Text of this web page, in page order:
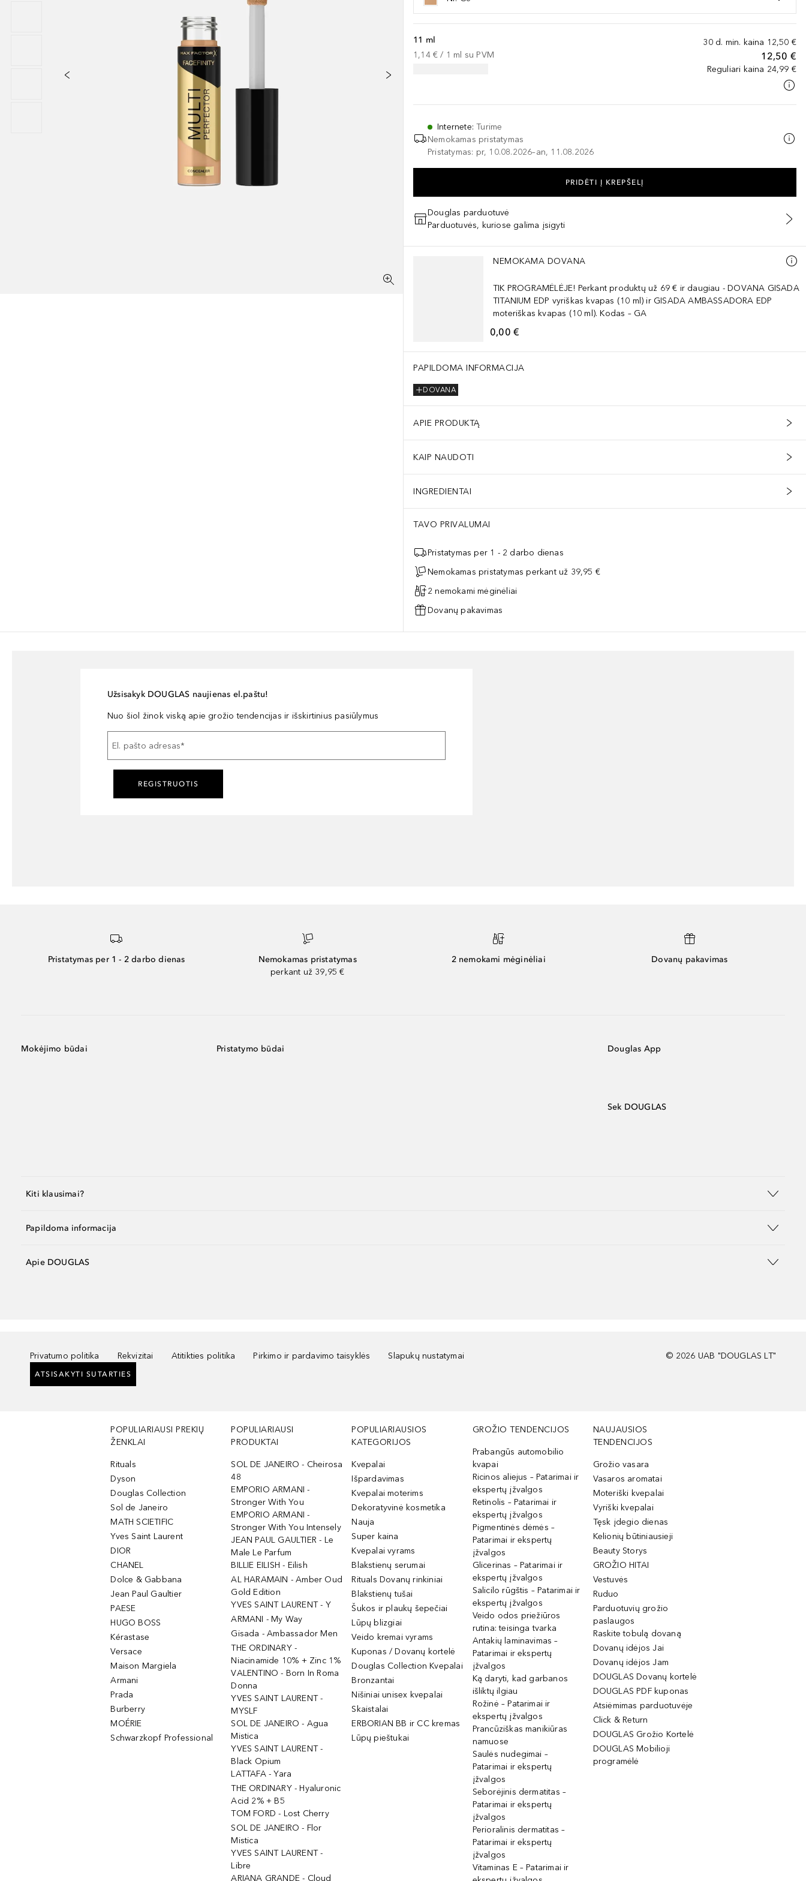
30 d. min. kaina 12,50 €
12,50 €
Reguliari kaina 24,99 €
11 ml
1,14 € / 1 ml su PVM
Internete:Turime
Nemokamas pristatymas
Pristatymas: pr, 10.08.2026–an, 11.08.2026
PRIDĖTI Į KREPŠELĮ
Douglas parduotuvė
Parduotuvės, kuriose galima įsigyti
Praleisti slankiklį
NEMOKAMA DOVANA
TIK PROGRAMĖLĖJE! Perkant produktų už 69 € ir daugiau - DOVANA GISADA
TITANIUM EDP vyriškas kvapas (10 ml) ir GISADA AMBASSADORA EDP
moteriškas kvapas (10 ml). Kodas – GA
0,00 €
PAPILDOMA INFORMACIJA
DOVANA
APIE PRODUKTĄ
KAIP NAUDOTI
INGREDIENTAI
TAVO PRIVALUMAI
Pristatymas per 1 - 2 darbo dienas
Nemokamas pristatymas perkant už 39,95 €
2 nemokami mėginėliai
Dovanų pakavimas
Užsisakyk DOUGLAS naujienas el.paštu!
Nuo šiol žinok viską apie grožio tendencijas ir išskirtinius pasiūlymus
El. pašto adresas*
REGISTRUOTIS
Pristatymas per 1 - 2 darbo dienas
Nemokamas pristatymas
perkant už 39,95 €
2 nemokami mėginėliai Dovanų pakavimas
Mokėjimo būdai Pristatymo būdai Douglas App
Sek DOUGLAS
Kiti klausimai?
Papildoma informacija
Apie DOUGLAS
Privatumo politika Rekvizitai Atitikties politika Pirkimo ir pardavimo taisyklės Slapukų nustatymai
ATSISAKYTI SUTARTIES
© 2026 UAB "DOUGLAS LT"
POPULIARIAUSI PREKIŲ
ŽENKLAI
Rituals
Dyson
Douglas Collection
Sol de Janeiro
MATH SCIETIFIC
Yves Saint Laurent
DIOR
CHANEL
Dolce & Gabbana
Jean Paul Gaultier
PAESE
HUGO BOSS
Kérastase
Versace
Maison Margiela
Armani
Prada
Burberry
MOÉRIE
Schwarzkopf Professional
POPULIARIAUSI
PRODUKTAI
SOL DE JANEIRO - Cheirosa
48
EMPORIO ARMANI -
Stronger With You
EMPORIO ARMANI -
Stronger With You Intensely
JEAN PAUL GAULTIER - Le
Male Le Parfum
BILLIE EILISH - Eilish
AL HARAMAIN - Amber Oud
Gold Edition
YVES SAINT LAURENT - Y
ARMANI - My Way
Gisada - Ambassador Men
THE ORDINARY -
Niacinamide 10% + Zinc 1%
VALENTINO - Born In Roma
Donna
YVES SAINT LAURENT -
MYSLF
SOL DE JANEIRO - Agua
Mistica
YVES SAINT LAURENT -
Black Opium
LATTAFA - Yara
THE ORDINARY - Hyaluronic
Acid 2% + B5
TOM FORD - Lost Cherry
SOL DE JANEIRO - Flor
Mistica
YVES SAINT LAURENT -
Libre
ARIANA GRANDE - Cloud
POPULIARIAUSIOS
KATEGORIJOS
Kvepalai
Išpardavimas
Kvepalai moterims
Dekoratyvinė kosmetika
Nauja
Super kaina
Kvepalai vyrams
Blakstienų serumai
Rituals Dovanų rinkiniai
Blakstienų tušai
Šukos ir plaukų šepečiai
Lūpų blizgiai
Veido kremai vyrams
Kuponas / Dovanų kortelė
Douglas Collection Kvepalai
Bronzantai
Nišiniai unisex kvepalai
Skaistalai
ERBORIAN BB ir CC kremas
Lūpų pieštukai
GROŽIO TENDENCIJOS
Prabangūs automobilio
kvapai
Ricinos aliejus – Patarimai ir
ekspertų įžvalgos
Retinolis – Patarimai ir
ekspertų įžvalgos
Pigmentinės dėmės –
Patarimai ir ekspertų
įžvalgos
Glicerinas – Patarimai ir
ekspertų įžvalgos
Salicilo rūgštis – Patarimai ir
ekspertų įžvalgos
Veido odos priežiūros
rutina: teisinga tvarka
Antakių laminavimas –
Patarimai ir ekspertų
įžvalgos
Ką daryti, kad garbanos
išliktų ilgiau
Rožinė – Patarimai ir
ekspertų įžvalgos
Prancūziškas manikiūras
namuose
Saulės nudegimai –
Patarimai ir ekspertų
įžvalgos
Seborėjinis dermatitas –
Patarimai ir ekspertų
įžvalgos
Perioralinis dermatitas –
Patarimai ir ekspertų
įžvalgos
Vitaminas E – Patarimai ir
NAUJAUSIOS
TENDENCIJOS
Grožio vasara
Vasaros aromatai
Moteriški kvepalai
Vyriški kvepalai
Tęsk įdegio dienas
Kelionių būtiniausieji
Beauty Storys
GROŽIO HITAI
Vestuvės
Ruduo
Parduotuvių grožio
paslaugos
Raskite tobulą dovaną
Dovanų idėjos Jai
Dovanų idėjos Jam
DOUGLAS Dovanų kortelė
DOUGLAS PDF kuponas
Atsiėmimas parduotuvėje
Click & Return
DOUGLAS Grožio Kortelė
DOUGLAS Mobilioji
programėlė